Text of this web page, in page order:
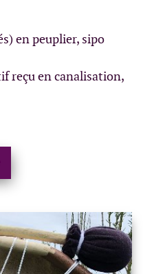
en peuplier, sipo
reçu en canalisation,